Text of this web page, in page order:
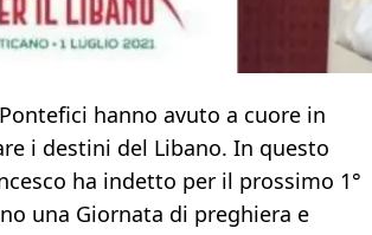
hanno avuto a cuore in
i destini del Libano. In questo
ha indetto per il prossimo 1°
una Giornata di preghiera e